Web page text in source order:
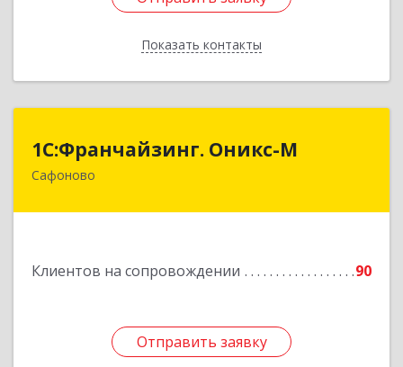
Показать контакты
Назад
1С:Франчайзинг. Оникс-М
Сафоново
Клиентов на сопровождении 90
Отправить заявку
1С:Франчайзинг. Оникс-М
215500, Смоленская обл, Сафоновский р-н,
Отправить заявку